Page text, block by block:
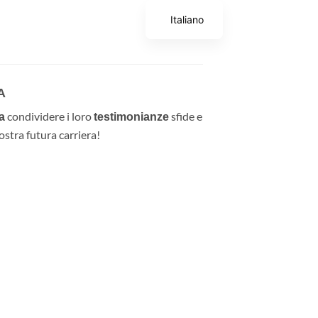
condividere i lorotestimonianzesfide e
futura carriera!
Italiano